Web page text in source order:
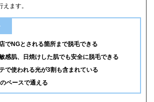
ます。
でNGとされる箇所まで脱毛できる
感肌、日焼けした肌でも安全に脱毛できる
で使われる光が3割も含まれている
ペースで通える